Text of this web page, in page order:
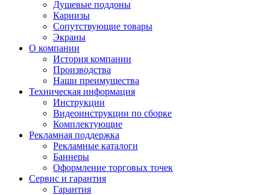
Душевые поддоны
Карнизы
Сопутствующие товары
Экраны
О компании
История компании
Производства
Наши преимущества
Техническая информация
Инструкции
Видеоинструкции по сборке
Комплектующие
Рекламная поддержка
Рекламные каталоги
Баннеры
Оформление торговых точек
Сервис и гарантия
Гарантия